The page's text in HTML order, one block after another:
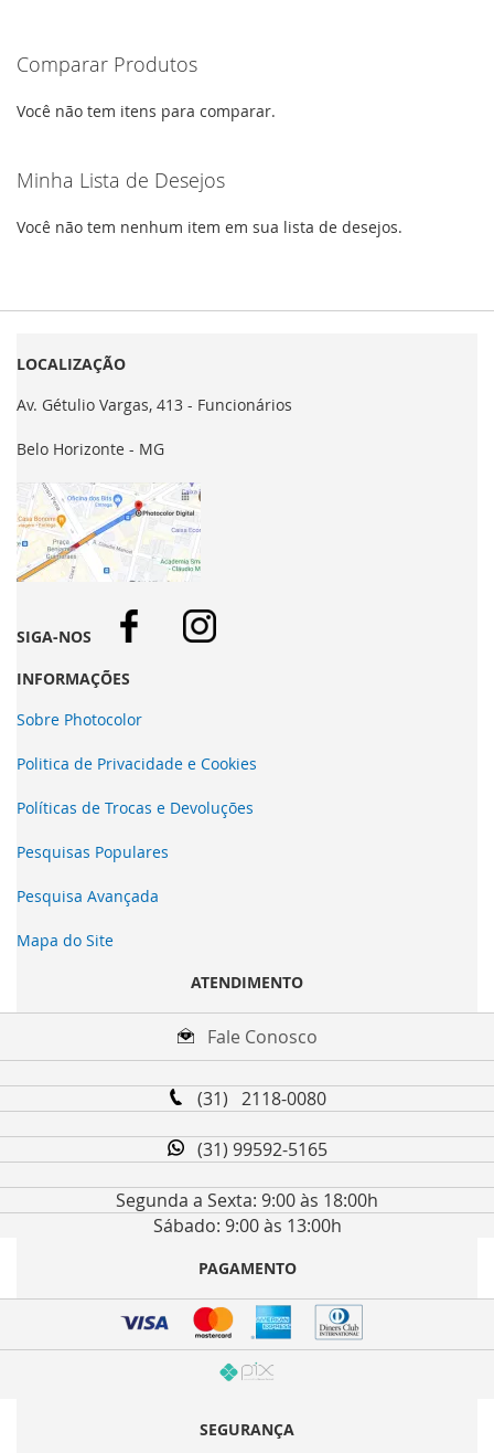
Comparar Produtos
Você não tem itens para comparar.
Minha Lista de Desejos
Você não tem nenhum item em sua lista de desejos.
LOCALIZAÇÃO
Av. Gétulio Vargas, 413 - Funcionários
Belo Horizonte - MG
SIGA-NOS
INFORMAÇÕES
Sobre Photocolor
Politica de Privacidade e Cookies
Políticas de Trocas e Devoluções
Pesquisas Populares
Pesquisa Avançada
Mapa do Site
ATENDIMENTO
Fale Conosco
(31) 2118-0080
(31) 99592-5165
Segunda a Sexta: 9:00 às 18:00h
Sábado: 9:00 às 13:00h
PAGAMENTO
SEGURANÇA